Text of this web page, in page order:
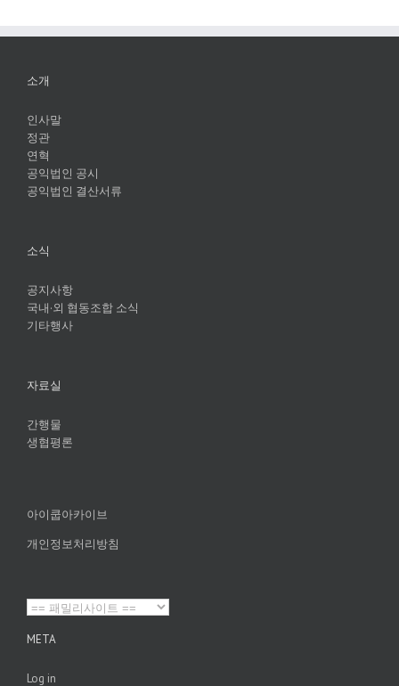
소개
인사말
정관
연혁
공익법인 공시
공익법인 결산서류
소식
공지사항
국내·외 협동조합 소식
기타행사
자료실
간행물
생협평론
아이쿱아카이브
개인정보처리방침
META
Log in